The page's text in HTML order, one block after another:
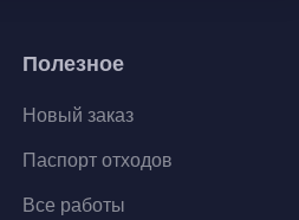
Полезное
Новый заказ
Паспорт отходов
Все работы